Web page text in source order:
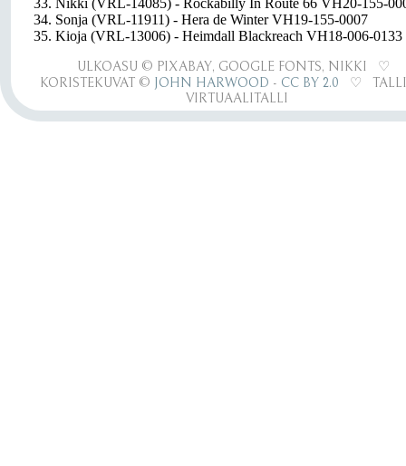
33. Nikki (VRL-14085) - Rockabilly In Route 66 VH20-155-
34. Sonja (VRL-11911) - Hera de Winter VH19-155-0007
35. Kioja (VRL-13006) - Heimdall Blackreach VH18-006-0133
ULKOASU © PIXABAY, GOOGLE FONTS, NIKKI ♡
KORISTEKUVAT © JOHN HARWOOD - CC BY 2.0 ♡
VIRTUAALITALLI